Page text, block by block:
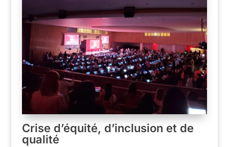
Crise d’équité, d’inclusion et de
qualité